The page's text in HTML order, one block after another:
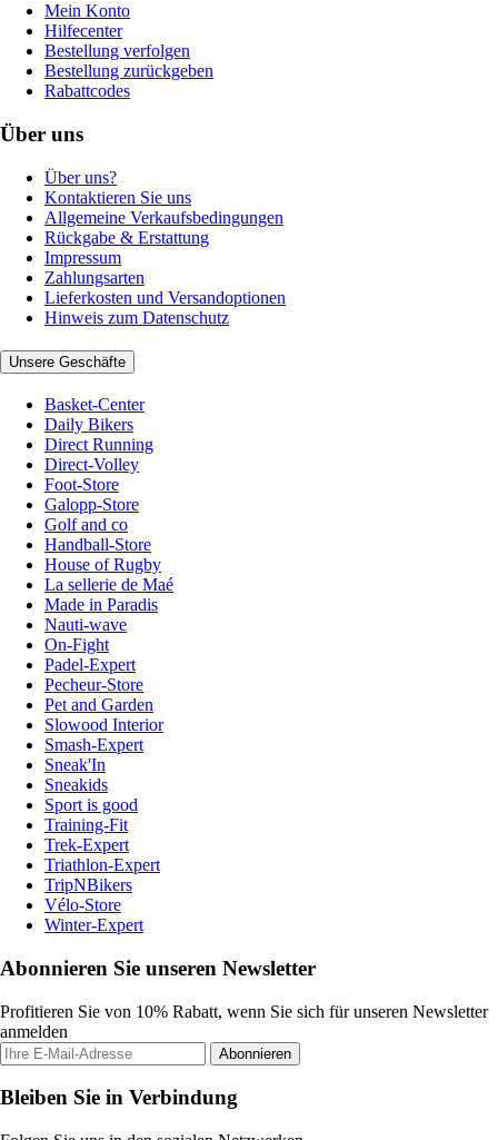
Mein Konto
Hilfecenter
Bestellung verfolgen
Bestellung zurückgeben
Rabattcodes
Über uns
Über uns?
Kontaktieren Sie uns
Allgemeine Verkaufsbedingungen
Rückgabe & Erstattung
Impressum
Zahlungsarten
Lieferkosten und Versandoptionen
Hinweis zum Datenschutz
Unsere Geschäfte
Basket-Center
Daily Bikers
Direct Running
Direct-Volley
Foot-Store
Galopp-Store
Golf and co
Handball-Store
House of Rugby
La sellerie de Maé
Made in Paradis
Nauti-wave
On-Fight
Padel-Expert
Pecheur-Store
Pet and Garden
Slowood Interior
Smash-Expert
Sneak'In
Sneakids
Sport is good
Training-Fit
Trek-Expert
Triathlon-Expert
TripNBikers
Vélo-Store
Winter-Expert
Abonnieren Sie unseren Newsletter
Profitieren Sie von 10% Rabatt, wenn Sie sich für unseren Newsletter
anmelden
Abonnieren
Bleiben Sie in Verbindung